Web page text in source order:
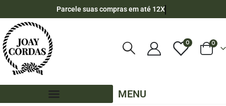
Parcele suas compras em até 12X
0 0
MENU